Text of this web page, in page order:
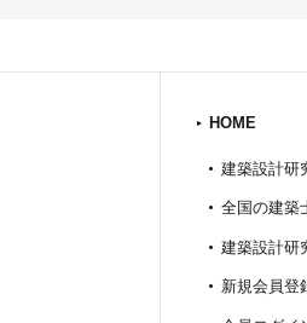
HOME
建築設計研
全国の建築
建築設計研
新規会員登